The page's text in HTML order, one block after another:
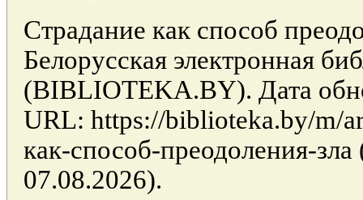
Страдание как способ
Белорусская электронная
(BIBLIOTEKA.BY). Дата
URL: https://biblioteka.by/m/
как-способ-преодоления-
07.08.2026).